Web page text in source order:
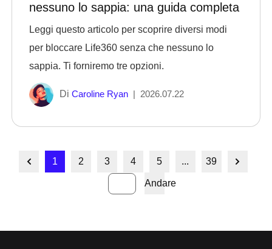
nessuno lo sappia: una guida completa
Leggi questo articolo per scoprire diversi modi
per bloccare Life360 senza che nessuno lo
sappia. Ti forniremo tre opzioni.
Di Caroline Ryan | 2026.07.22
1 2 3 4 5 ... 39
Andare